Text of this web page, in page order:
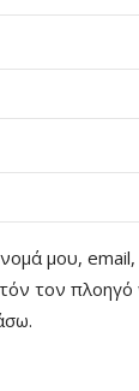
μου, email,
τον πλοηγό